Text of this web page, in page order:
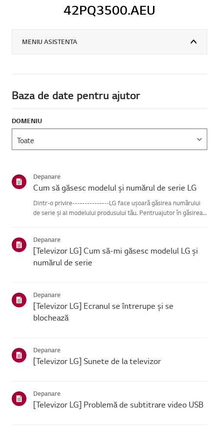
42PQ3500.AEU
MENIU ASISTENTA
Baza de date pentru ajutor
DOMENIU
Depanare
Cum să găsesc modelul și numărul de serie LG
Dintr-o privire---------------LG face ușoară găsirea numărului
de serie și al modelului produsului tău. Pentruajutor în găsirea
Depanare
[Televizor LG] Cum să-mi găsesc modelul LG și
numărul de serie
Depanare
[Televizor LG] Ecranul se întrerupe și se
blochează
Depanare
[Televizor LG] Sunete de la televizor
Depanare
[Televizor LG] Problemă de subtitrare video USB